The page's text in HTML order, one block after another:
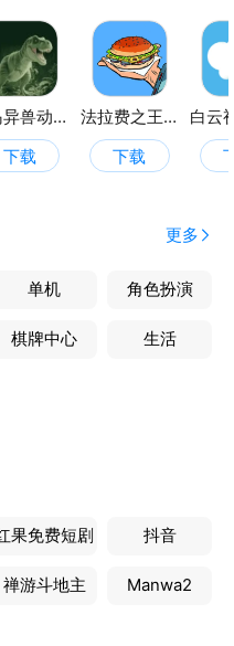
龙岛异兽动物世界
下载
法拉费之王画板
下载
更多
单机 角色扮演
棋牌中心 生活
果免费短剧 抖音
禅游斗地主 Manwa2